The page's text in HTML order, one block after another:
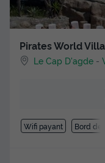
Pirates World
Le Cap D'agde -
Wifi payant Bord de